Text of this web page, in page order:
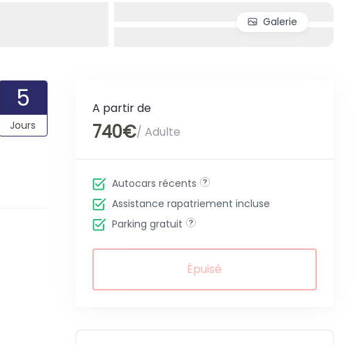
Galerie
5
Jours
A partir de
740€/ Adulte
Autocars récents
Assistance rapatriement incluse
Parking gratuit
Épuisé